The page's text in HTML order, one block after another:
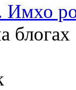
Имхо
блогах